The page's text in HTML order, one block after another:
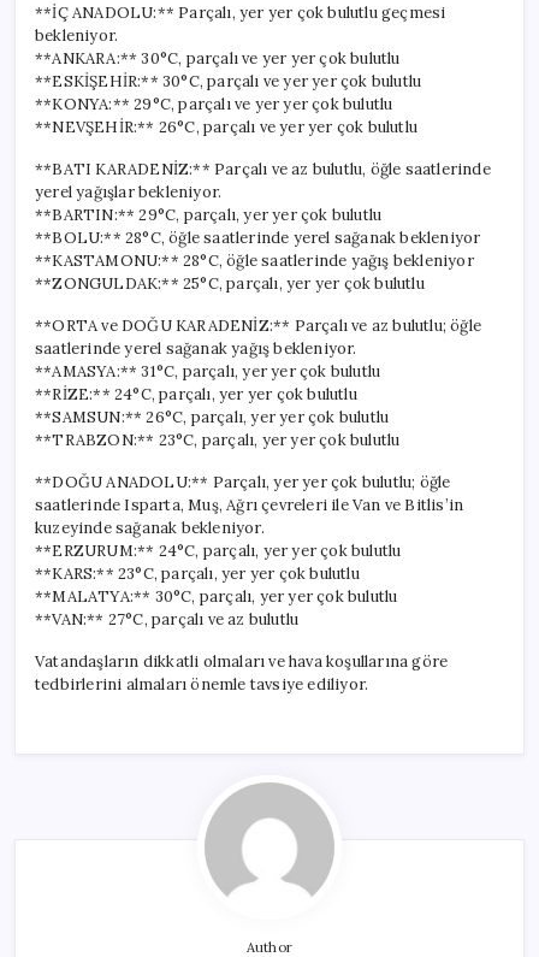
**İÇ ANADOLU:** Parçalı, yer yer çok bulutlu geçmesi
bekleniyor.
**ANKARA:** 30°C, parçalı ve yer yer çok bulutlu
**ESKİŞEHİR:** 30°C, parçalı ve yer yer çok bulutlu
**KONYA:** 29°C, parçalı ve yer yer çok bulutlu
**NEVŞEHİR:** 26°C, parçalı ve yer yer çok bulutlu
**BATI KARADENİZ:** Parçalı ve az bulutlu, öğle saatlerinde
yerel yağışlar bekleniyor.
**BARTIN:** 29°C, parçalı, yer yer çok bulutlu
**BOLU:** 28°C, öğle saatlerinde yerel sağanak bekleniyor
**KASTAMONU:** 28°C, öğle saatlerinde yağış bekleniyor
**ZONGULDAK:** 25°C, parçalı, yer yer çok bulutlu
**ORTA ve DOĞU KARADENİZ:** Parçalı ve az bulutlu; öğle
saatlerinde yerel sağanak yağış bekleniyor.
**AMASYA:** 31°C, parçalı, yer yer çok bulutlu
**RİZE:** 24°C, parçalı, yer yer çok bulutlu
**SAMSUN:** 26°C, parçalı, yer yer çok bulutlu
**TRABZON:** 23°C, parçalı, yer yer çok bulutlu
**DOĞU ANADOLU:** Parçalı, yer yer çok bulutlu; öğle
saatlerinde Isparta, Muş, Ağrı çevreleri ile Van ve Bitlis’in
kuzeyinde sağanak bekleniyor.
**ERZURUM:** 24°C, parçalı, yer yer çok bulutlu
**KARS:** 23°C, parçalı, yer yer çok bulutlu
**MALATYA:** 30°C, parçalı, yer yer çok bulutlu
**VAN:** 27°C, parçalı ve az bulutlu
Vatandaşların dikkatli olmaları ve hava koşullarına göre
tedbirlerini almaları önemle tavsiye ediliyor.
Author